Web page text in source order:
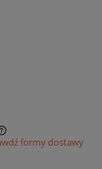
formy dostawy